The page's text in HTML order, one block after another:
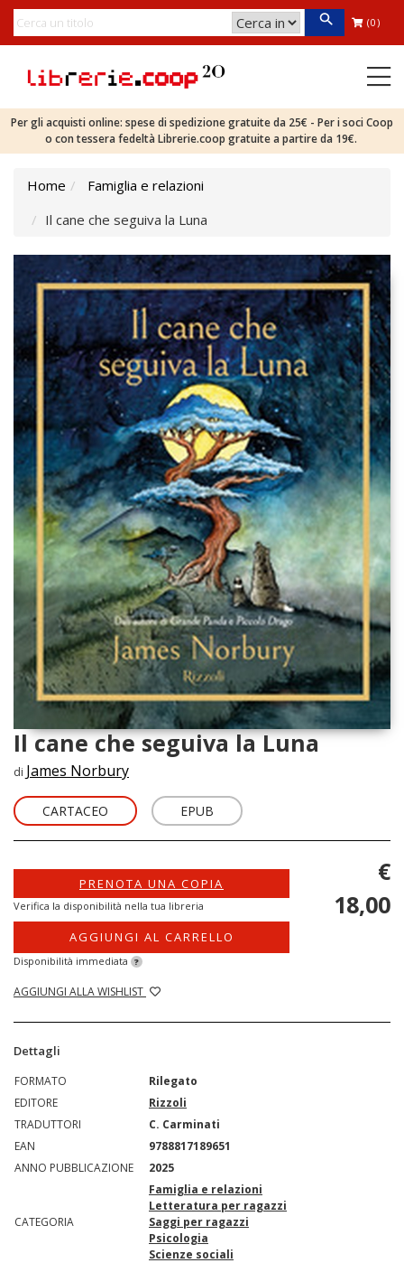
(0)
Per gli acquisti online: spese di spedizione gratuite da 25€ - Per i soci Coop
o con tessera fedeltà Librerie.coop gratuite a partire da 19€.
Home
Famiglia e relazioni
Il cane che seguiva la Luna
Il cane che seguiva la Luna
di James Norbury
CARTACEO EPUB
PRENOTA UNA COPIA
Verifica la disponibilità nella tua libreria
AGGIUNGI AL CARRELLO
Disponibilità immediata ?
AGGIUNGI ALLA WISHLIST
€
18,00
Dettagli
FORMATO
Rilegato
EDITORE
Rizzoli
TRADUTTORI
C. Carminati
EAN
9788817189651
ANNO PUBBLICAZIONE
2025
CATEGORIA
Famiglia e relazioni
Letteratura per ragazzi
Saggi per ragazzi
Psicologia
Scienze sociali